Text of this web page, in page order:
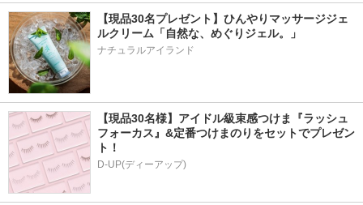
【現品30名プレゼント】ひんやりマッサージジェ
ルクリーム「自然な、めぐりジェル。」
ナチュラルアイランド
【現品30名様】アイドル級束感つけま『ラッシュ
フォーカス』&定番つけまのりをセットでプレゼン
ト！
D-UP(ディーアップ)